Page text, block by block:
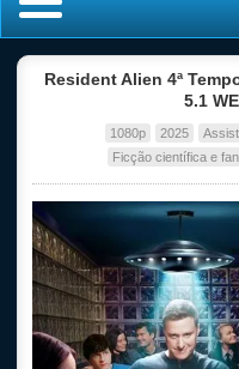
Resident Alien 4ª
5.1
1080p 2025
Ficção científica e